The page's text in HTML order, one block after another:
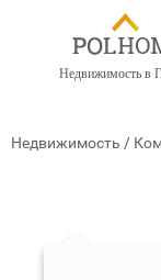
Недвижимость в
Недвижимость /